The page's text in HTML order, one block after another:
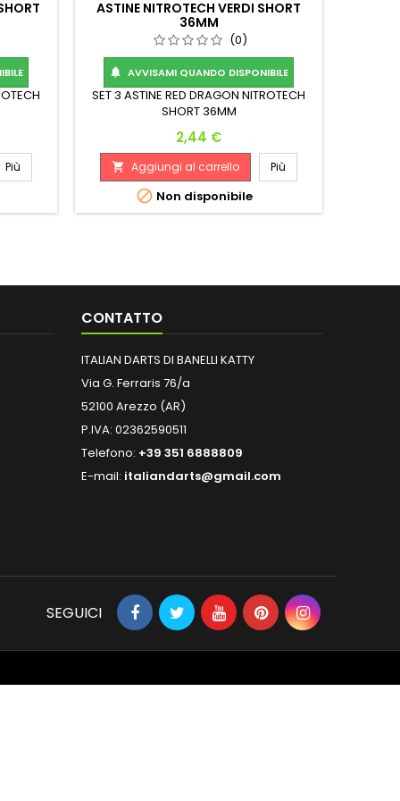
Più
ASTINE NITROTECH VERDI SHORT
36MM
(0)
 AVVISAMI QUANDO DISPONIBILE
SET 3 ASTINE RED DRAGON NITROTECH
SHORT 36MM
Prezzo
2,44 €
 Aggiungi al carrello Più
 Non disponibile
CONTATTO
ITALIAN DARTS DI BANELLI KATTY
Via G. Ferraris 76/a
52100 Arezzo (AR)
P.IVA: 02362590511
Telefono: +39 351 6888809
E-mail: italiandarts@gmail.com
SEGUICI